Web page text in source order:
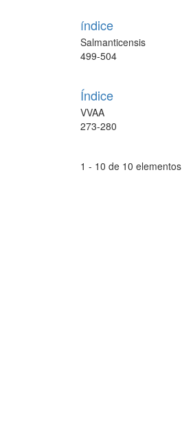
índice
Salmanticensis
499-504
Índice
VVAA
273-280
1 - 10 de 10 elementos